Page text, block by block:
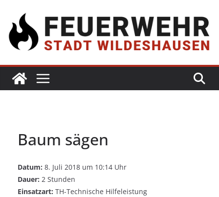
Baum sägen
Datum: 8. Juli 2018 um 10:14 Uhr
Dauer: 2 Stunden
Einsatzart: TH-Technische Hilfeleistung